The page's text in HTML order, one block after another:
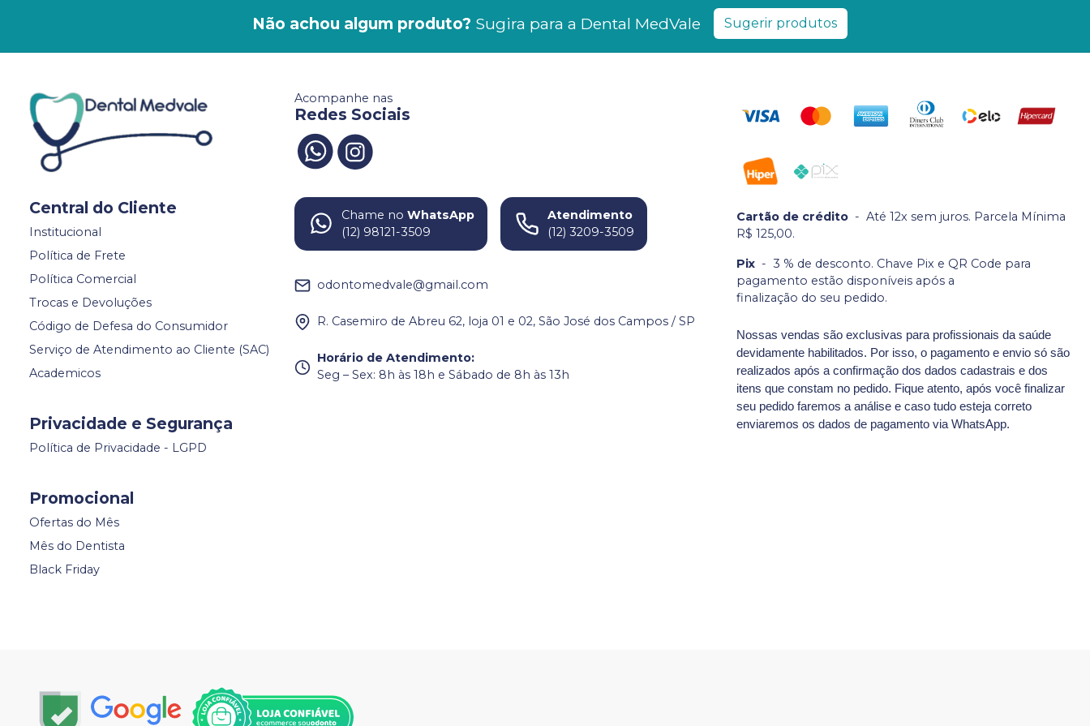
Não achou algum produto? Sugira para a Dental MedVale Sugerir produtos
Central do Cliente
Institucional
Política de Frete
Política Comercial
Trocas e Devoluções
Código de Defesa do Consumidor
Serviço de Atendimento ao Cliente (SAC)
Academicos
Privacidade e Segurança
Política de Privacidade - LGPD
Promocional
Ofertas do Mês
Mês do Dentista
Black Friday
Acompanhe nas
Redes Sociais
Chame no WhatsApp
(12) 98121-3509
Atendimento
(12) 3209-3509
odontomedvale@gmail.com
R. Casemiro de Abreu 62, loja 01 e 02, São José dos Campos / SP
Horário de Atendimento:
Seg – Sex: 8h às 18h e Sábado de 8h às 13h
Cartão de crédito - Até 12x sem juros. Parcela Mínima
R$ 125,00.
Pix - 3 % de desconto. Chave Pix e QR Code para
pagamento estão disponíveis após a
finalização do seu pedido.
Nossas vendas são exclusivas para profissionais da saúde
devidamente habilitados. Por isso, o pagamento e envio só são
realizados após a confirmação dos dados cadastrais e dos
itens que constam no pedido. Fique atento, após você finalizar
seu pedido faremos a análise e caso tudo esteja correto
enviaremos os dados de pagamento via WhatsApp.